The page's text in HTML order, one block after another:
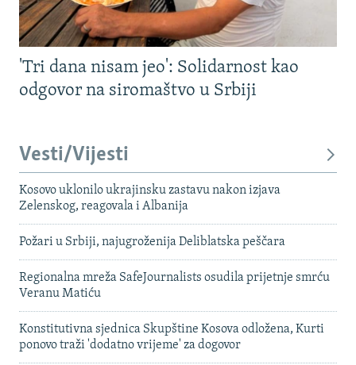
'Tri dana nisam jeo': Solidarnost kao
odgovor na siromaštvo u Srbiji
Vesti/Vijesti
Kosovo uklonilo ukrajinsku zastavu nakon izjava
Zelenskog, reagovala i Albanija
Požari u Srbiji, najugroženija Deliblatska peščara
Regionalna mreža SafeJournalists osudila prijetnje smrću
Veranu Matiću
Konstitutivna sjednica Skupštine Kosova odložena, Kurti
ponovo traži 'dodatno vrijeme' za dogovor